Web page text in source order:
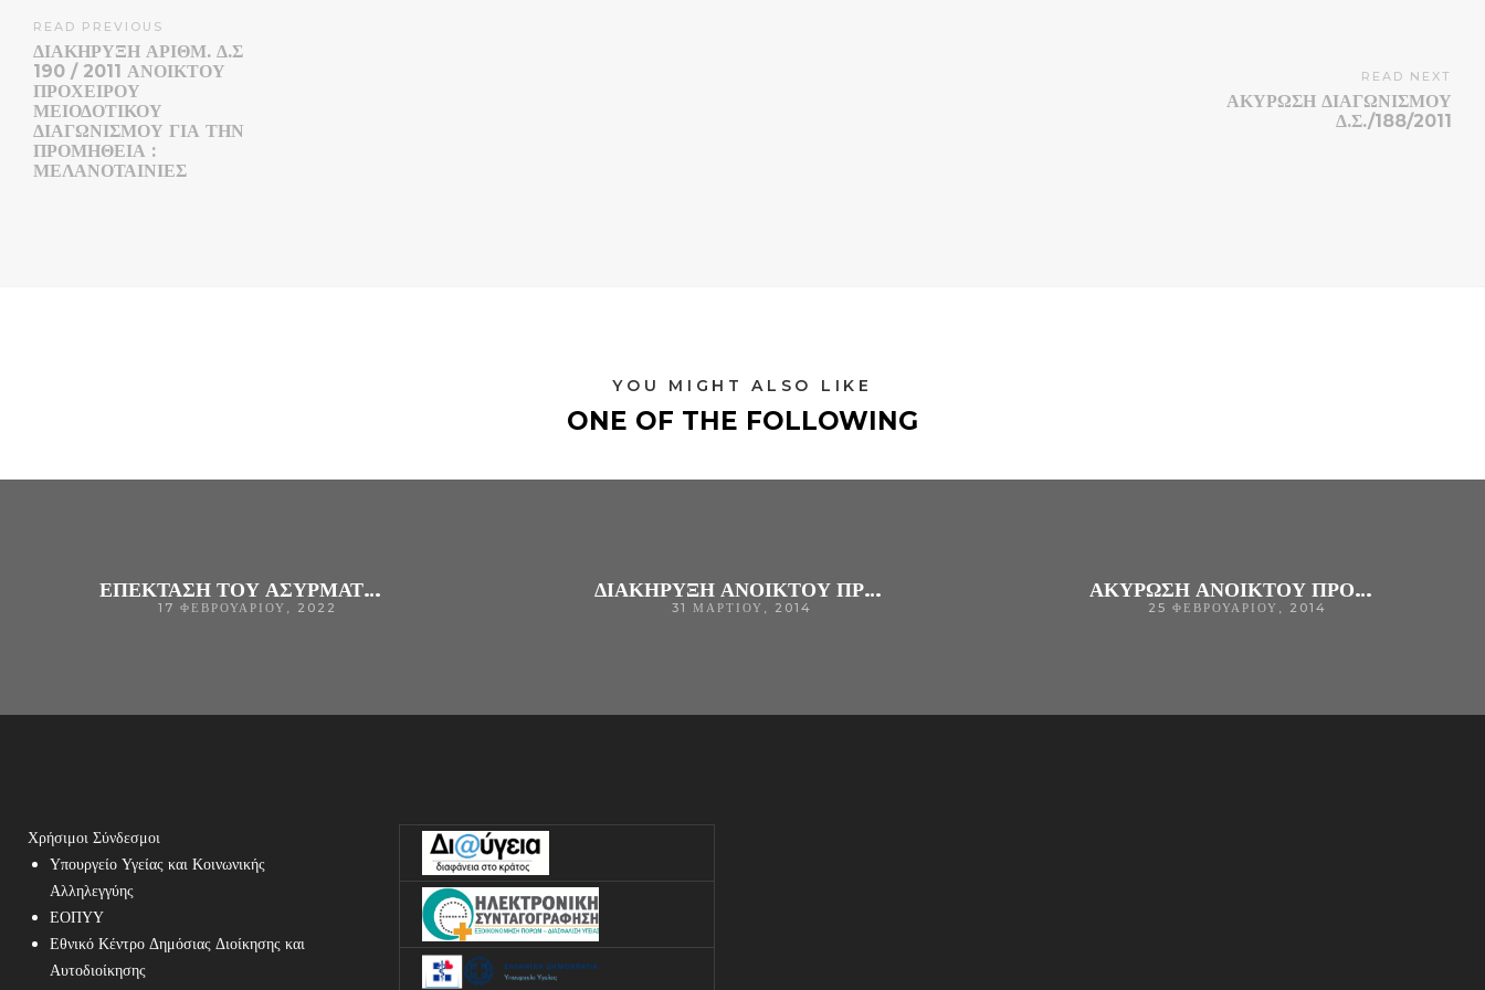
READ PREVIOUS
ΔΙΑΚΗΡΥΞΗ ΑΡΙΘΜ. Δ.Σ
190 / 2011 ΑΝΟΙΚΤΟΥ
ΠΡΟΧΕΙΡΟΥ
ΜΕΙΟΔΟΤΙΚΟΥ
ΔΙΑΓΩΝΙΣΜΟΥ ΓΙΑ ΤΗΝ
ΠΡΟΜΉΘΕΙΑ :
ΜΕΛΑΝΟΤΑΙΝΙΕΣ
READ NEXT
ΑΚΥΡΩΣΗ ΔΙΑΓΩΝΙΣΜΟΥ
Δ.Σ./188/2011
YOU MIGHT ALSO LIKE
ONE OF THE FOLLOWING
ΕΠΈΚΤΑΣΗ ΤΟΥ ΑΣΎΡΜΑΤΟΥ ΔΙΚΤΎΟΥ (WI-FI) ΣΤΟ ΓΕΝΙΚΌ ΝΟΣΟΚΟΜΕΊΟ ΆΡΤΑΣ
17 ΦΕΒΡΟΥΑΡΊΟΥ, 2022
ΔΙΑΚΗΡΥΞΗ ΑΝΟΙΚΤΟΥ ΠΡΟΧΕΙΡΟΥ ΜΕΙΟΔΟΤΙΚΟΥ ΕΠΑΝΑΛΗΠΤΙΚΟΥ ΔΙΑΓΩΝΙΣΜΟΥ ΓΙΑ ΤΗΝ ΑΝΑΒΑΘΜΙΣΗ ΥΠΟΔΟΜΩΝ DATA ROOM & ΔΙΚΤΥΟΥ ΤΟΥ Γ.Ν. ΑΡΤΑΣ ΜΕ ΑΡΙΘΜ. ΔΙΑΚ. Δ.Σ. 26/2014
31 ΜΑΡΤΊΟΥ, 2014
ΑΚΥΡΩΣΗ ΑΝΟΙΚΤΟΥ ΠΡΟΧΕΙΡΟΥ ΔΙΑΓΩΝΙΣΜΟΥ ΓΙΑ ΥΠΗΡΕΣΙΕΣ ΣΥΝΤΗΡΗΣΗΣ ΠΛΗΡΟΦΟΡΙΑΚΟΥ ΕΞΟΠΛΙΣΜΟΥ ΤΟΥ Γ.Ν. ΑΡΤΑΣ ΚΑΙ Κ. ΥΓΕΙΑΣ ΕΥΘΥΝΗΣ ΤΟΥ ΜΕ ΑΡΙΘΜ. ΔΙΑΚ. Δ.Σ. 86/2013
25 ΦΕΒΡΟΥΑΡΊΟΥ, 2014
Χρήσιμοι Σύνδεσμοι
Υπουργείο Υγείας και Κοινωνικής
Αλληλεγγύης
ΕΟΠΥΥ
Εθνικό Κέντρο Δημόσιας Διοίκησης και
Αυτοδιοίκησης